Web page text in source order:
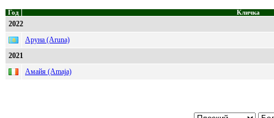
Год Кличка
2022
Аруна (Aruna)
2021
Амайя (Amaja)